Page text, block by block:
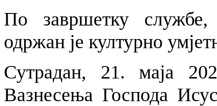
По завршетку
одржан је културно
Сутрадан, 21. маја
Вазнесења Господа